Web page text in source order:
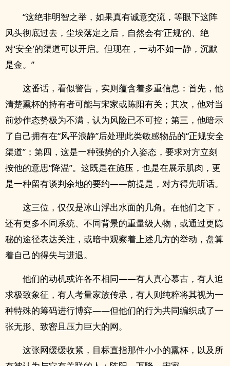
“这绝非明智之举，如果真有诚意交流，等眼下这阵
风头彻底过去，尘埃落定之后，自然会有‘正规’的、绝
对‘安全’的渠道可以开启。但现在，一动不如一静，沉默
是金。”
这番话，看似警告，实则蕴含着多重信息：首先，他
清楚熏杯的持有者可能与宋家或陈阳有关；其次，他对当
前炒作态势极为不满，认为风险已不可控；第三，他暗示
了自己拥有在“风平浪静”后处理此类敏感物品的“正规安全
渠道”；第四，这是一种强势的介入姿态，要求对方立刻
按他的意思“降温”。这既是在施压，也是在展示肌肉，更
是一种留有谈判余地的要约——前提是，对方得先听话。
这三位，仅仅是冰山浮出水面的几角。在他们之下，
还有更多不同系统、不同背景的重量级人物，或通过更隐
秘的途径表达关注，或暗中观察着上述几方的举动，盘算
着自己的得失与进退。
他们的动机或许各不相同——有人真心慕古，有人追
求极致象征，有人考量家族传承，有人则纯粹将其视为一
种特殊的筹码进行博弈——但他们的行为共同编织成了一
张无形、致密且压力巨大的网。
这张网缓缓收紧，目标直指那件小小的熏杯，以及所